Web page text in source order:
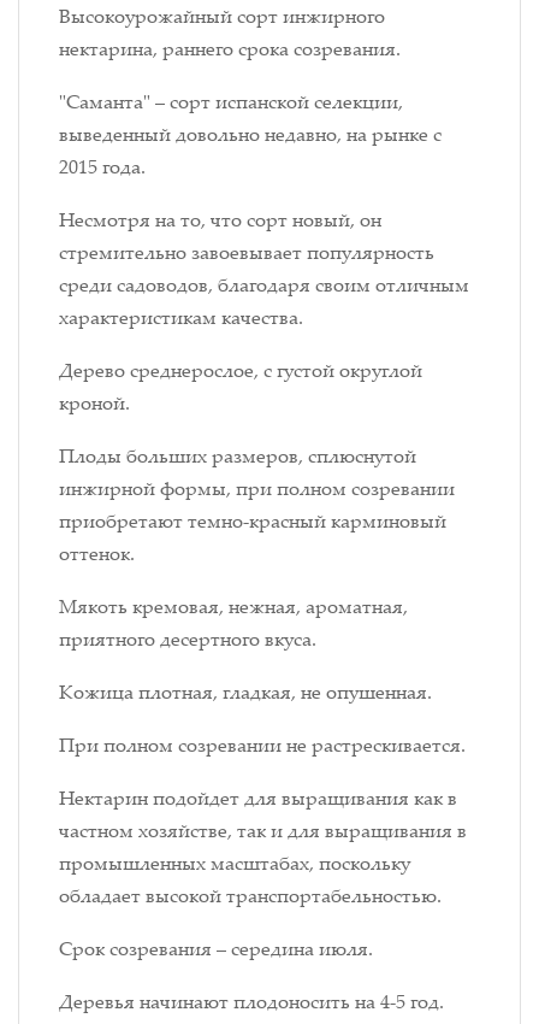
Высокоурожайный сорт инжирного
нектарина, раннего срока созревания.
"Саманта" – сорт испанской селекции,
выведенный довольно недавно, на рынке с
2015 года.
Несмотря на то, что сорт новый, он
стремительно завоевывает популярность
среди садоводов, благодаря своим отличным
характеристикам качества.
Дерево среднерослое, с густой округлой
кроной.
Плоды больших размеров, сплюснутой
инжирной формы, при полном созревании
приобретают темно-красный карминовый
оттенок.
Мякоть кремовая, нежная, ароматная,
приятного десертного вкуса.
Кожица плотная, гладкая, не опушенная.
При полном созревании не растрескивается.
Нектарин подойдет для выращивания как в
частном хозяйстве, так и для выращивания в
промышленных масштабах, поскольку
обладает высокой транспортабельностью.
Срок созревания – середина июля.
Деревья начинают плодоносить на 4-5 год.